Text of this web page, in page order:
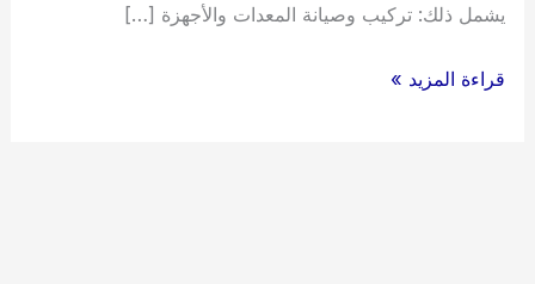
يشمل ذلك: تركيب وصيانة المعدات والأجهزة […]
أفضل
قراءة المزيد »